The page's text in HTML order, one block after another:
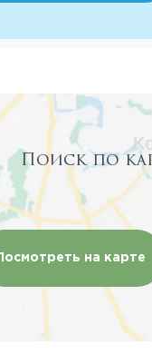
Поиск по
Посмотреть на карте